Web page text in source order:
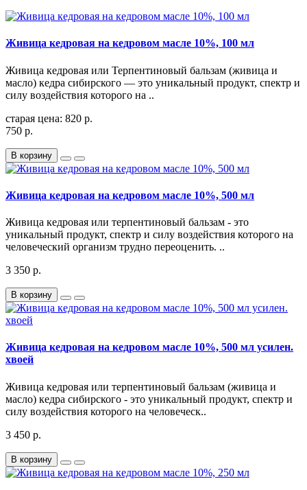
Живица кедровая на кедровом масле 10%, 100 мл
Живица кедровая или Терпентиновый бальзам (живица и
масло) кедра сибирского — это уникальный продукт, спектр и
силу воздействия которого на ..
старая цена: 820 р.
750 р.
В корзину
Живица кедровая на кедровом масле 10%, 500 мл
Живица кедровая или терпентиновый бальзам - это
уникальный продукт, спектр и силу воздействия которого на
человеческий организм трудно переоценить. ..
3 350 р.
В корзину
Живица кедровая на кедровом масле 10%, 500 мл усилен.
хвоей
Живица кедровая или терпентиновый бальзам (живица и
масло) кедра сибирского - это уникальный продукт, спектр и
силу воздействия которого на человеческ..
3 450 р.
В корзину